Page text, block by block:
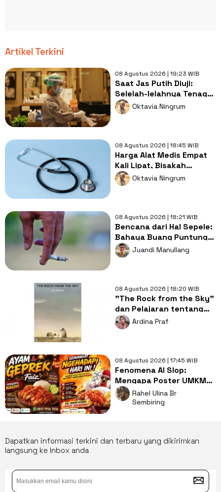
Artikel Terkini
08 Agustus 2026 | 19:23 WIB
Saat Jas Putih Diuji:
Selelah-lelahnya Tenaga
Kesehatan, Tetap Lebih
Melelahkan Jadi Pasien
Oktavia Ningrum
08 Agustus 2026 | 18:45 WIB
Harga Alat Medis Empat
Kali Lipat, Bisakah
Layanan Kesehatan
Tetap Murah?
Oktavia Ningrum
08 Agustus 2026 | 18:21 WIB
Bencana dari Hal Sepele:
Bahaya Buang Puntung
Rokok Sembarangan di
Musim Kemarau
Juandi Manullang
08 Agustus 2026 | 18:20 WIB
"The Rock from the Sky"
dan Pelajaran tentang
Berani Menghadapi
Perubahan
Ardina Praf
08 Agustus 2026 | 17:45 WIB
Fenomena AI Slop:
Mengapa Poster UMKM
Makin Seragam dan Bikin
Kita Bosan?
Rahel Ulina Br
Sembiring
Dapatkan informasi terkini dan terbaru yang dikirimkan
langsung ke Inbox anda